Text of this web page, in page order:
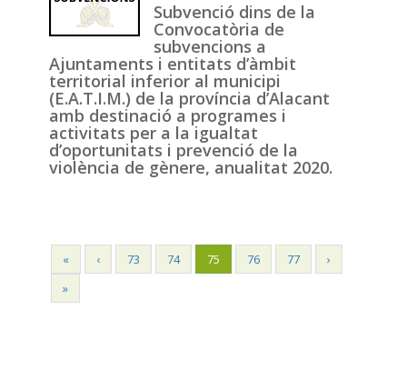
Subvenció dins de la
Convocatòria de
subvencions a
Ajuntaments i entitats d’àmbit
territorial inferior al municipi
(E.A.T.I.M.) de la província d’Alacant
amb destinació a programes i
activitats per a la igualtat
d’oportunitats i prevenció de la
violència de gènere, anualitat 2020.
« ‹ 73 74 75 76 77
›
»